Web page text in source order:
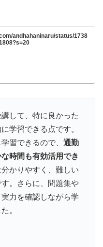
andhahaninaru/status/1738
して、特に良かった
学習できる点です。
習できるので、 通勤
時間も有効活用でき
かりやすく、難しい
。さらに、問題集や
力を確認しながら学
。